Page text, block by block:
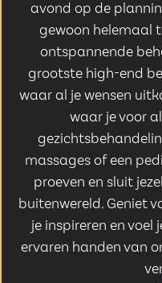
avond op de
gewoon helemaal
ontspannende
grootste high-end
waar al je wensen
waar je voor
massages of een
proeven en sluit
buitenwereld. Geniet
je inspireren en voel
ervaren handen van